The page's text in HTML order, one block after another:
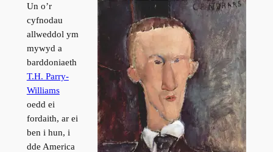
Un o’r
cyfnodau
allweddol ym
mywyd a
barddoniaeth
T.H. Parry-
Williams
oedd ei
fordaith, ar ei
ben i hun, i
dde America